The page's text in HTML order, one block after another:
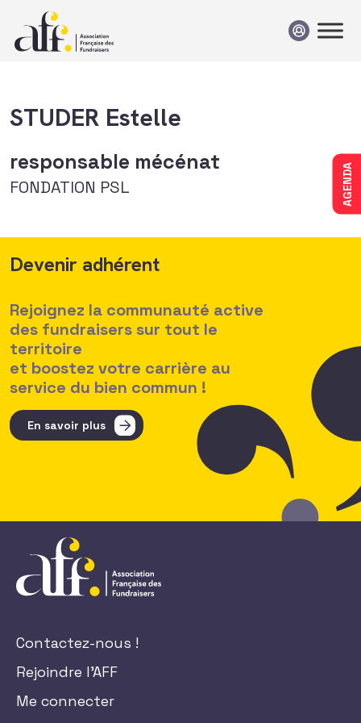
AGENDA
STUDER Estelle
responsable mécénat
FONDATION PSL
Devenir adhérent
Rejoignez la communauté active
des fundraisers sur tout le
territoire
et boostez votre carrière au
service du bien commun !
En savoir plus
Contactez-nous !
Rejoindre l'AFF
Me connecter